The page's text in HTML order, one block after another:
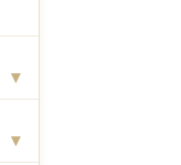
▾
▾